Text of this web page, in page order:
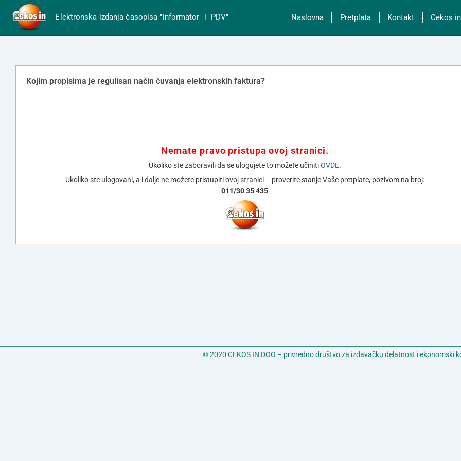
Elektronska izdanja časopisa "Informator" i "PDV" Naslovna Pretplata Kontakt Cekos in
Kojim propisima je regulisan način čuvanja elektronskih faktura?
Nemate pravo pristupa ovoj stranici.
Ukoliko ste zaboravili da se ulogujete to možete učinitiOVDE.
Ukoliko ste ulogovani, a i dalje ne možete pristupiti ovoj stranici – proverite stanje Vaše pretplate, pozivom na broj:
011/30 35 435
© 2020 CEKOS IN DOO – privredno društvo za izdavačku delatnost i ekonomski